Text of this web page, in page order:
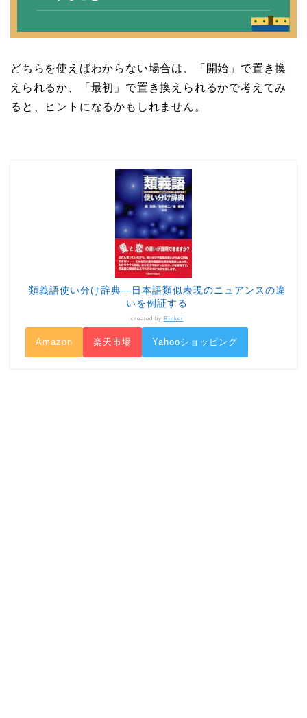
どちらを使えばわからない場合は、「開始」で置き換
えられるか、「最初」で置き換えられるかで考えてみ
ると、ヒントになるかもしれません。
類義語使い分け辞典―日本語類似表現のニュアンスの違
いを例証する
created by Rinker
Amazon 楽天市場 Yahooショッピング